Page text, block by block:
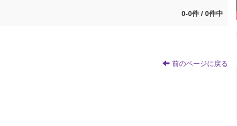
0-0件 / 0件中
前のページに戻る